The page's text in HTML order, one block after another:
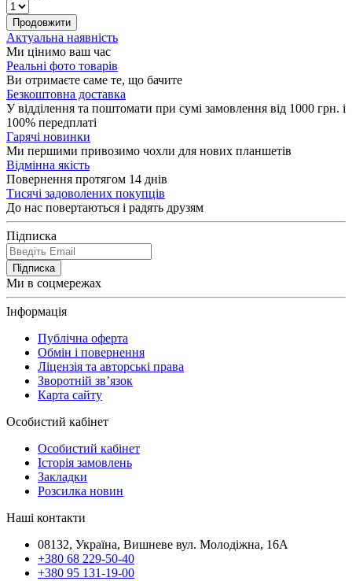
Продовжити
Актуальна наявність
Ми цінимо ваш час
Реальні фото товарів
Ви отримаєте саме те, що бачите
Безкоштовна доставка
У відділення та поштомати при сумі замовлення від 1000 грн. і
100% передплаті
Гарячі новинки
Ми першими привозимо чохли для нових планшетів
Відмінна якість
Повернення протягом 14 днів
Тисячі задоволених покупців
До нас повертаються і радять друзям
Підписка
Підписка
Ми в соцмережах
Інформація
Публічна оферта
Обмін і повернення
Ліцензія та авторські права
Зворотній зв’язок
Карта сайту
Особистий кабінет
Особистий кабінет
Історія замовлень
Закладки
Розсилка новин
Наші контакти
08132, Україна, Вишневе вул. Молодіжна, 16А
+380 68 229-50-40
+380 95 131-19-00